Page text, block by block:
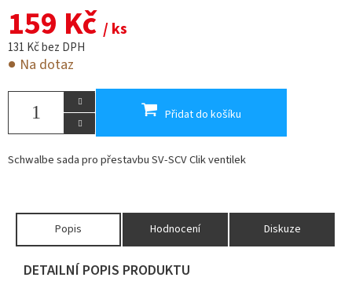
159 Kč / ks
131 Kč bez DPH
Na dotaz
Přidat do košíku
Schwalbe sada pro přestavbu SV-SCV Clik ventilek
Popis Hodnocení Diskuze
DETAILNÍ POPIS PRODUKTU